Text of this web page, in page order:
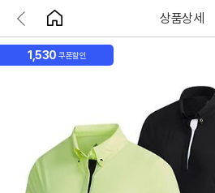
상품상세
1,530 쿠폰할인